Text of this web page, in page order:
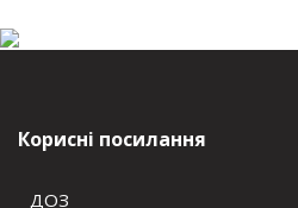
Корисні посилання
ДОЗ